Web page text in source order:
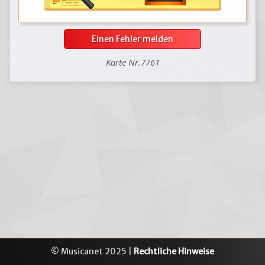
Einen Fehler melden
Karte Nr.7761
© Musicanet 2025 | Rechtliche Hinweise